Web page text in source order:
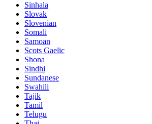
Sinhala
Slovak
Slovenian
Somali
Samoan
Scots Gaelic
Shona
Sindhi
Sundanese
Swahili
Tajik
Tamil
Telugu